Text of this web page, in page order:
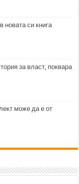
новата си книга
за власт, поквара
може да е от